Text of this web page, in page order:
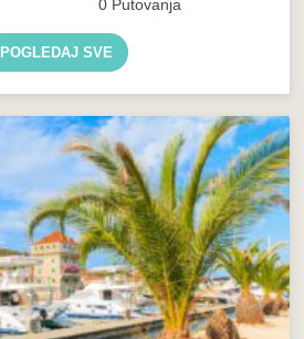
0 Putovanja
POGLEDAJ SVE